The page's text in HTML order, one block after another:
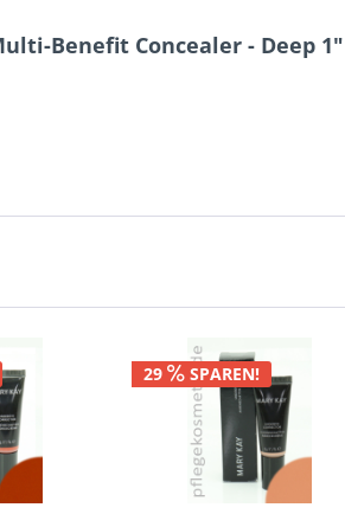
Benefit Concealer - Deep 1"
29 SPAREN!